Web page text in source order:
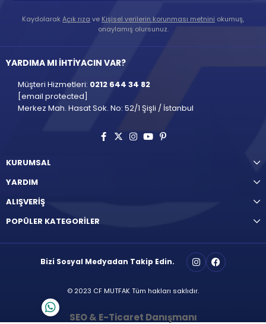
KaydolarakAçık rıza ve Kişisel verilerin korunması metnini okumuş,
onaylamış olursunuz.
YARDIMA MI İHTİYACIN VAR?
Müşteri Hizmetleri: 0212 644 34 82
[email protected]
Merkez Mah. Hasat Sok. No: 52/1 Şişli / İstanbul
KURUMSAL
YARDIM
ALIŞVERİŞ
POPÜLER KATEGORİLER
Bizi Sosyal Medyadan Takip Edin.
© 2023 CF MUTFAK Tüm hakları saklıdır.
SEO & E-Ticaret Danışmanı